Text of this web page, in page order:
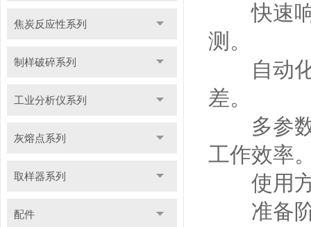
焦炭反应性系列
制样破碎系列
工业分析仪系列
灰熔点系列
取样器系列
配件
快速响
测。
自动化
差。
多参数
工作效率
使用方
准备阶